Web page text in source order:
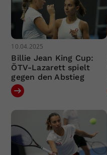
10.04.2025
Billie Jean King Cup:
ÖTV-Lazarett spielt
gegen den Abstieg